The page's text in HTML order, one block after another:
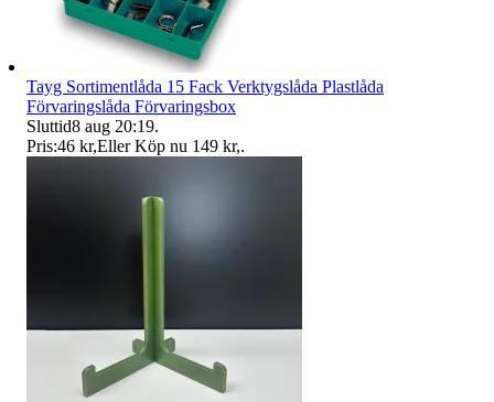
Tayg Sortimentlåda 15 Fack Verktygslåda Plastlåda
Förvaringslåda Förvaringsbox
Sluttid8 aug 20:19.
Pris:46 kr,Eller Köp nu 149 kr,.